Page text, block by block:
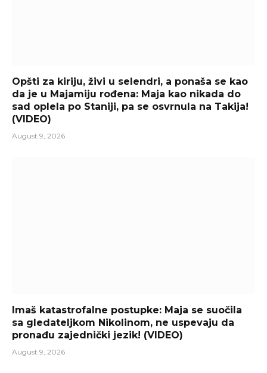
Opšti za kiriju, živi u selendri, a ponaša se kao
da je u Majamiju rođena: Maja kao nikada do
sad oplela po Staniji, pa se osvrnula na Takija!
(VIDEO)
August 9, 2026
Imaš katastrofalne postupke: Maja se suočila
sa gledateljkom Nikolinom, ne uspevaju da
pronađu zajednički jezik! (VIDEO)
August 9, 2026